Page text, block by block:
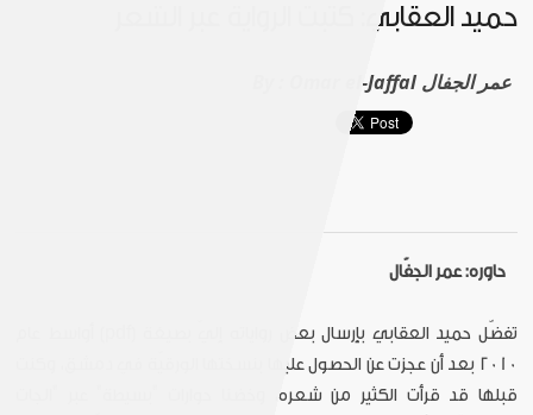
حميد العقابي: كتبت الرواية عبر الشعر
Omar el-Jaffal عمر الجفال
حاوره: عمر الجفّال
2010 بعد أن عجزت عن الحصول عليها بنسختها الورقيّة في دمشق، وكنت
قبلها قد قرأت الكثير من شعره، وخضنا حوارات "بسيطة" عبر "الجات